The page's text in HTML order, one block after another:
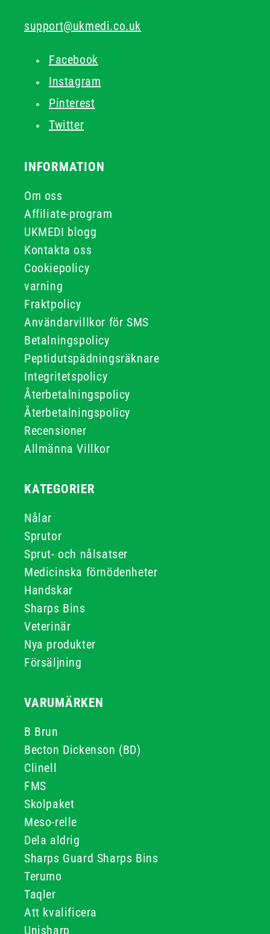
support@ukmedi.co.uk
Facebook
Instagram
Pinterest
Twitter
INFORMATION
Om oss
Affiliate-program
UKMEDI blogg
Kontakta oss
Cookiepolicy
varning
Fraktpolicy
Användarvillkor för SMS
Betalningspolicy
Peptidutspädningsräknare
Integritetspolicy
Återbetalningspolicy
Återbetalningspolicy
Recensioner
Allmänna Villkor
KATEGORIER
Nålar
Sprutor
Sprut- och nålsatser
Medicinska förnödenheter
Handskar
Sharps Bins
Veterinär
Nya produkter
Försäljning
VARUMÄRKEN
B Brun
Becton Dickenson (BD)
Clinell
FMS
Skolpaket
Meso-relle
Dela aldrig
Sharps Guard Sharps Bins
Terumo
Taqler
Att kvalificera
Unisharp